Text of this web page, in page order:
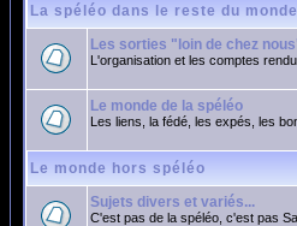
La spéléo dans le reste du monde
Les sorties "loin de chez
L'organisation et les comptes
Le monde de la spéléo
Les liens, la fédé, les expés, les
Le monde hors spéléo
Sujets divers et variés...
C'est pas de la spéléo, c'est pas